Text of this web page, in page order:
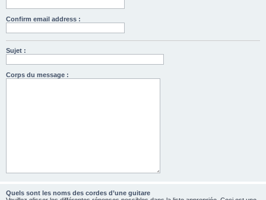
Confirm email address :
Sujet :
Corps du message :
Quels sont les noms des cordes d’une guitare